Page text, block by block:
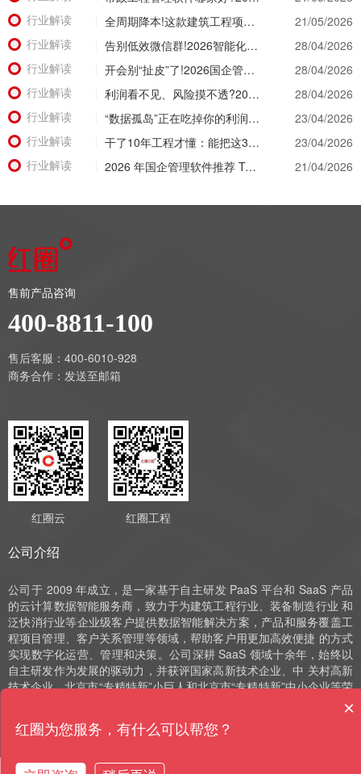
行业解读
全周期降本!这款建筑工程项目管理系统，从投标测算一路控到竣工结算
21/05/2026
行业解读
告别低效微信群!2026智能化升级，看看工程项目管理软件有哪些颠覆级体验?
28/04/2026
行业解读
开会别“扯皮”了!2026国企管理软件推荐，让经营数据替所有人“开口说话”
28/04/2026
行业解读
利润看不见、风险摸不透?2026建筑工程项目管理系统让经营数据“一眼透底”
28/04/2026
行业解读
“数据孤岛”正在吃掉你的利润！2026建筑公司项目管理软件破局之道
23/04/2026
行业解读
干了10年工程才懂：能把这3个数据管明白的工程项目管理软件，才是真神器!
23/04/2026
行业解读
2026 年国企管理软件推荐 Top 5 盘点：核心功能与适用场景深度解析 21/04/2026
售前产品咨询
400-8811-100
售后客服：400-6010-928
商务合作： 发送至邮箱
红圈云 红圈工程
公司介绍
公司于 2009 年成立，是一家基于自主研发 PaaS 平台和 SaaS 产品
的云计算数据智能服务商，致力于为建筑工程行业、装备制造行业 和
泛快消行业等企业级客户提供数据智能解决方案，产品和服务覆盖工
程项目管理、客户关系管理等领域，帮助客户用更加高效便捷 的方式
实现数字化运营、管理和决策。公司深耕 SaaS 领域十余年，始终以
自主研发作为发展的驱动力，并获评国家高新技术企业、中 关村高新
技术企业、北京市“专精特新”小巨人和北京市“专精特新”中小企业等荣
×
红圈为您服务，有什么可以帮您？